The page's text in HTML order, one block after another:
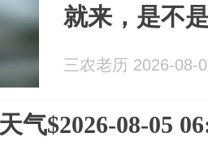
就来，是不
三农老历 2026-08-
气$2026-08-05